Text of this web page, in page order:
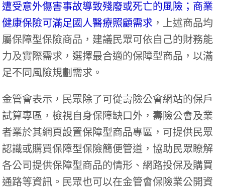
遭受意外傷害事故導致殘廢或死亡的風險；商業
健康保險可滿足國人醫療照顧需求 ，上述商品均
屬保障型保險商品，建議民眾可依自己的財務能
力及實際需求，選擇最合適的保障型商品，以滿
足不同風險規劃需求。
金管會表示，民眾除了可從壽險公會網站的保戶
試算專區，檢視自身保障缺口外，壽險公會及業
者業於其網頁設置保障型商品專區，可提供民眾
認識或購買保障型保險簡便管道，協助民眾瞭解
各公司提供保障型商品的情形、網路投保及購買
通路等資訊。民眾也可以在金管會保險業公開資